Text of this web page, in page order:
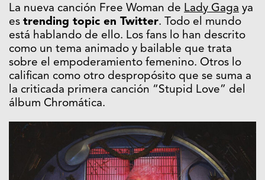
La nueva canción Free Woman de Lady Gaga ya
es trending topic en Twitter. Todo el mundo
está hablando de ello. Los fans lo han descrito
como un tema animado y bailable que trata
sobre el empoderamiento femenino. Otros lo
califican como otro despropósito que se suma a
la criticada primera canción “Stupid Love” del
álbum Chromática.